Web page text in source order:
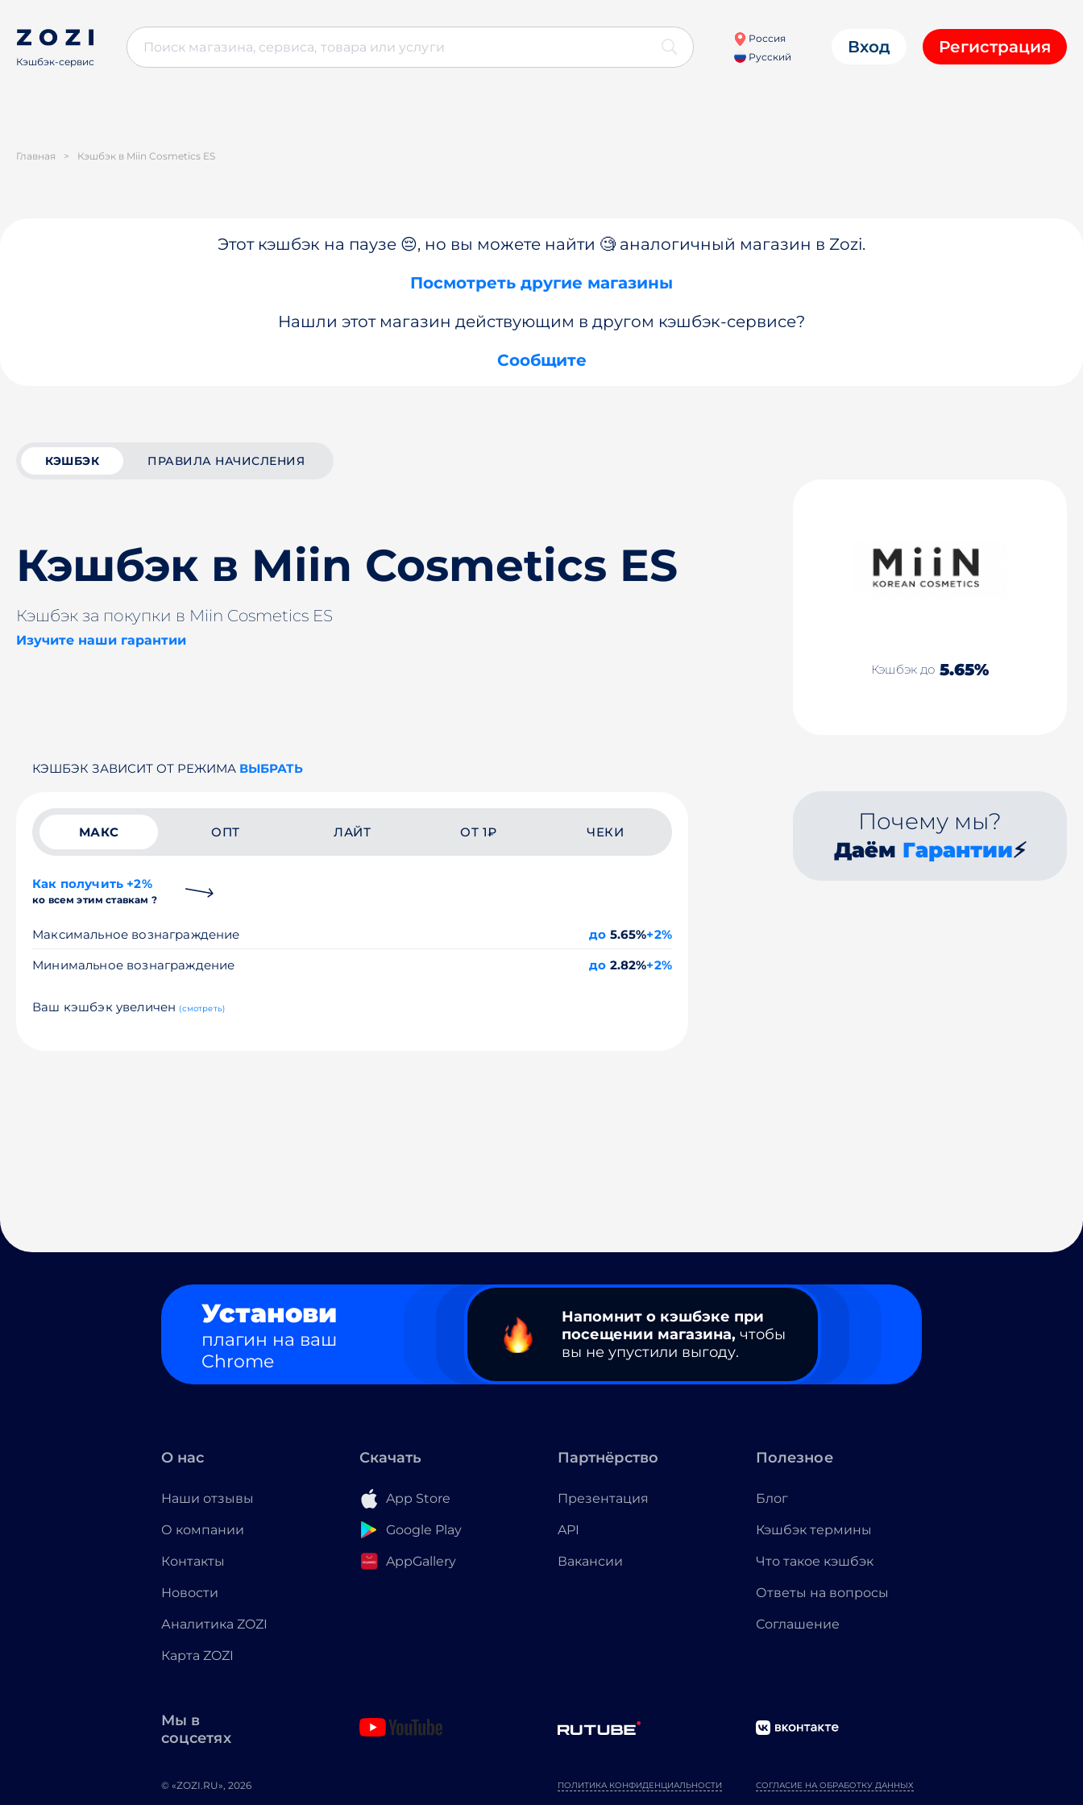
Кэшбэк-сервис
Россия
Русский
Вход Регистрация
Главная > Кэшбэк в Miin Cosmetics ES
Этот кэшбэк на паузе 😔, но вы можете найти 🧐 аналогичный магазин в Zozi.
Посмотреть другие магазины
Нашли этот магазин действующим в другом кэшбэк-сервисе?
Сообщите
КЭШБЭК ПРАВИЛА НАЧИСЛЕНИЯ
Кэшбэк в Miin Cosmetics ES
Кэшбэк за покупки в Miin Cosmetics ES
Изучите наши гарантии
Кэшбэк до 5.65%
КЭШБЭК ЗАВИСИТ ОТ РЕЖИМА ВЫБРАТЬ
МАКС ОПТ ЛАЙТ ОТ 1₽ ЧЕКИ
Как получить +2%
ко всем этим ставкам ?
Максимальное вознаграждение до 5.65%+2%
Минимальное вознаграждение
до 2.82%+2%
Ваш кэшбэк увеличен (смотреть)
Почему мы?
Даём Гарантии⚡
Установи
плагин на ваш
Chrome
Напомнит о кэшбэке при
посещении магазина, чтобы
вы не упустили выгоду.
О нас
Наши отзывы
О компании
Контакты
Новости
Аналитика ZOZI
Карта ZOZI
Скачать
App Store
Google Play
AppGallery
Партнёрство
Презентация
API
Вакансии
Полезное
Блог
Кэшбэк термины
Что такое кэшбэк
Ответы на вопросы
Соглашение
Мы в
соцсетях
© «ZOZI.RU», 2026 ПОЛИТИКА КОНФИДЕНЦИАЛЬНОСТИ СОГЛАСИЕ НА ОБРАБОТКУ ДАННЫХ